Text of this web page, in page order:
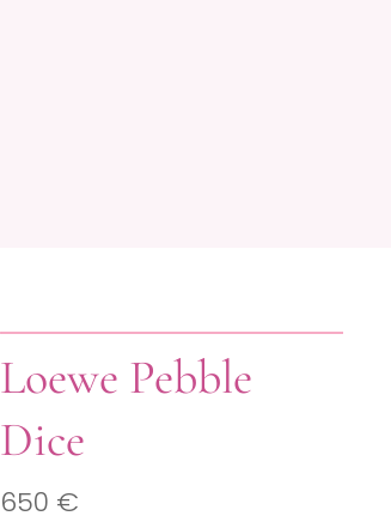
Loewe Pebble
Dice
650 €